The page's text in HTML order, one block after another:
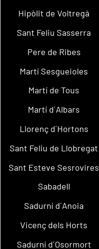
Hipòlit de Voltregà
Sant Feliu Sasserra
Pere de Ribes
Martí Sesgueioles
Martí de Tous
Martí d´Albars
Llorenç d´Hortons
Sant Feliu de Llobregat
Sant Esteve Sesrovires
Sabadell
Sadurní d´Anoia
Vicenç dels Horts
Sadurní d´Osormort